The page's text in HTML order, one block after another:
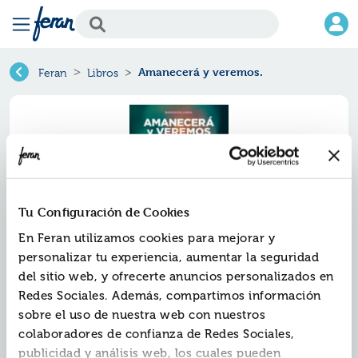
Tu Configuración de Cookies
En Feran utilizamos cookies para mejorar y
personalizar tu experiencia, aumentar la seguridad
del sitio web, y ofrecerte anuncios personalizados en
Redes Sociales. Además, compartimos información
sobre el uso de nuestra web con nuestros
colaboradores de confianza de Redes Sociales,
publicidad y análisis web, los cuales pueden
Feran Libros Amanecerá y veremos.
Amanecerá y veremos.
Ref.ZZZ-9058512
ISBN:9791399058512